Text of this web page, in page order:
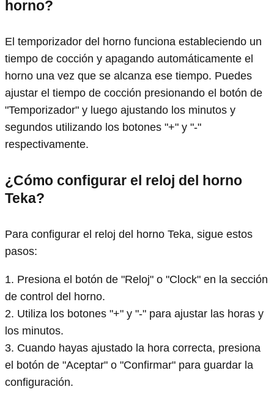
horno?
El temporizador del horno funciona estableciendo un
tiempo de cocción y apagando automáticamente el
horno una vez que se alcanza ese tiempo. Puedes
ajustar el tiempo de cocción presionando el botón de
"Temporizador" y luego ajustando los minutos y
segundos utilizando los botones "+" y "-"
respectivamente.
¿Cómo configurar el reloj del horno
Teka?
Para configurar el reloj del horno Teka, sigue estos
pasos:
1. Presiona el botón de "Reloj" o "Clock" en la sección
de control del horno.
2. Utiliza los botones "+" y "-" para ajustar las horas y
los minutos.
3. Cuando hayas ajustado la hora correcta, presiona
el botón de "Aceptar" o "Confirmar" para guardar la
configuración.